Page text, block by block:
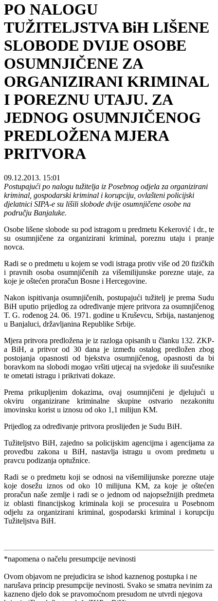
PO NALOGU
TUŽITELJSTVA BiH LIŠENE
SLOBODE DVIJE OSOBE
OSUMNJIČENE ZA
ORGANIZIRANI KRIMINAL
I POREZNU UTAJU. ZA
JEDNOG OSUMNJIČENOG
PREDLOŽENA MJERA
PRITVORA
09.12.2013. 15:01
Postupajući po nalogu tužitelja iz Posebnog odjela za organizirani
kriminal, gospodarski kriminal i korupciju, ovlašteni policijski
djelatnici SIPA-e su lišili slobode dvije osumnjičene osobe na
području Banjaluke.
Osobe lišene slobode su pod istragom u predmetu Kekerović i dr., te
su osumnjičene za organizirani kriminal, poreznu utaju i pranje
novca.
Radi se o predmetu u kojem se vodi istraga protiv više od 20 fizičkih
i pravnih osoba osumnjičenih za višemilijunske porezne utaje, za
koje je oštećen proračun Bosne i Hercegovine.
Nakon ispitivanja osumnjičenih, postupajući tužitelj je prema Sudu
BiH uputio prijedlog za određivanje mjere pritvora za osumnjičenog
T. G. rođenog 24. 06. 1971. godine u Kruševcu, Srbija, nastanjenog
u Banjaluci, državljanina Republike Srbije.
Mjera pritvora predložena je iz razloga opisanih u članku 132. ZKP-
a BiH, a pritvor od 30 dana je između ostalog predložen zbog
postojanja opasnosti od bjekstva osumnjičenog, opasnosti da bi
boravkom na slobodi mogao vršiti utjecaj na svjedoke ili suučesnike
te ometati istragu i prikrivati dokaze.
Prema prikupljenim dokazima, ovaj osumnjičeni je djelujući u
okviru organizirane kriminalne skupine ostvario nezakonitu
imovinsku korist u iznosu od oko 1,1 milijun KM.
Prijedlog za određivanje pritvora proslijeđen je Sudu BiH.
Tužiteljstvo BiH, zajedno sa policijskim agencijma i agencijama za
provedbu zakona u BiH, nastavlja istragu u ovom predmetu u
pravcu podizanja optužnice.
Radi se o predmetu koji se odnosi na višemilijunske porezne utaje
koje dosežu iznos od oko 10 milijuna KM, za koje je oštećen
proračun naše zemlje i radi se o jednom od najopsežnijih predmeta
iz oblasti financijskog kriminala koji se procesuira u Posebnom
odjelu za organizirani kriminal, gospodarski kriminal i korupciju
Tužiteljstva BiH.
*napomena o načelu presumpcije nevinosti
Ovom objavom ne prejudicira se ishod kaznenog postupka i ne
narušava princip presumpcije nevinosti. Svako se smatra nevinim za
kazneno djelo dok se pravomoćnom presudom ne utvrdi njegova